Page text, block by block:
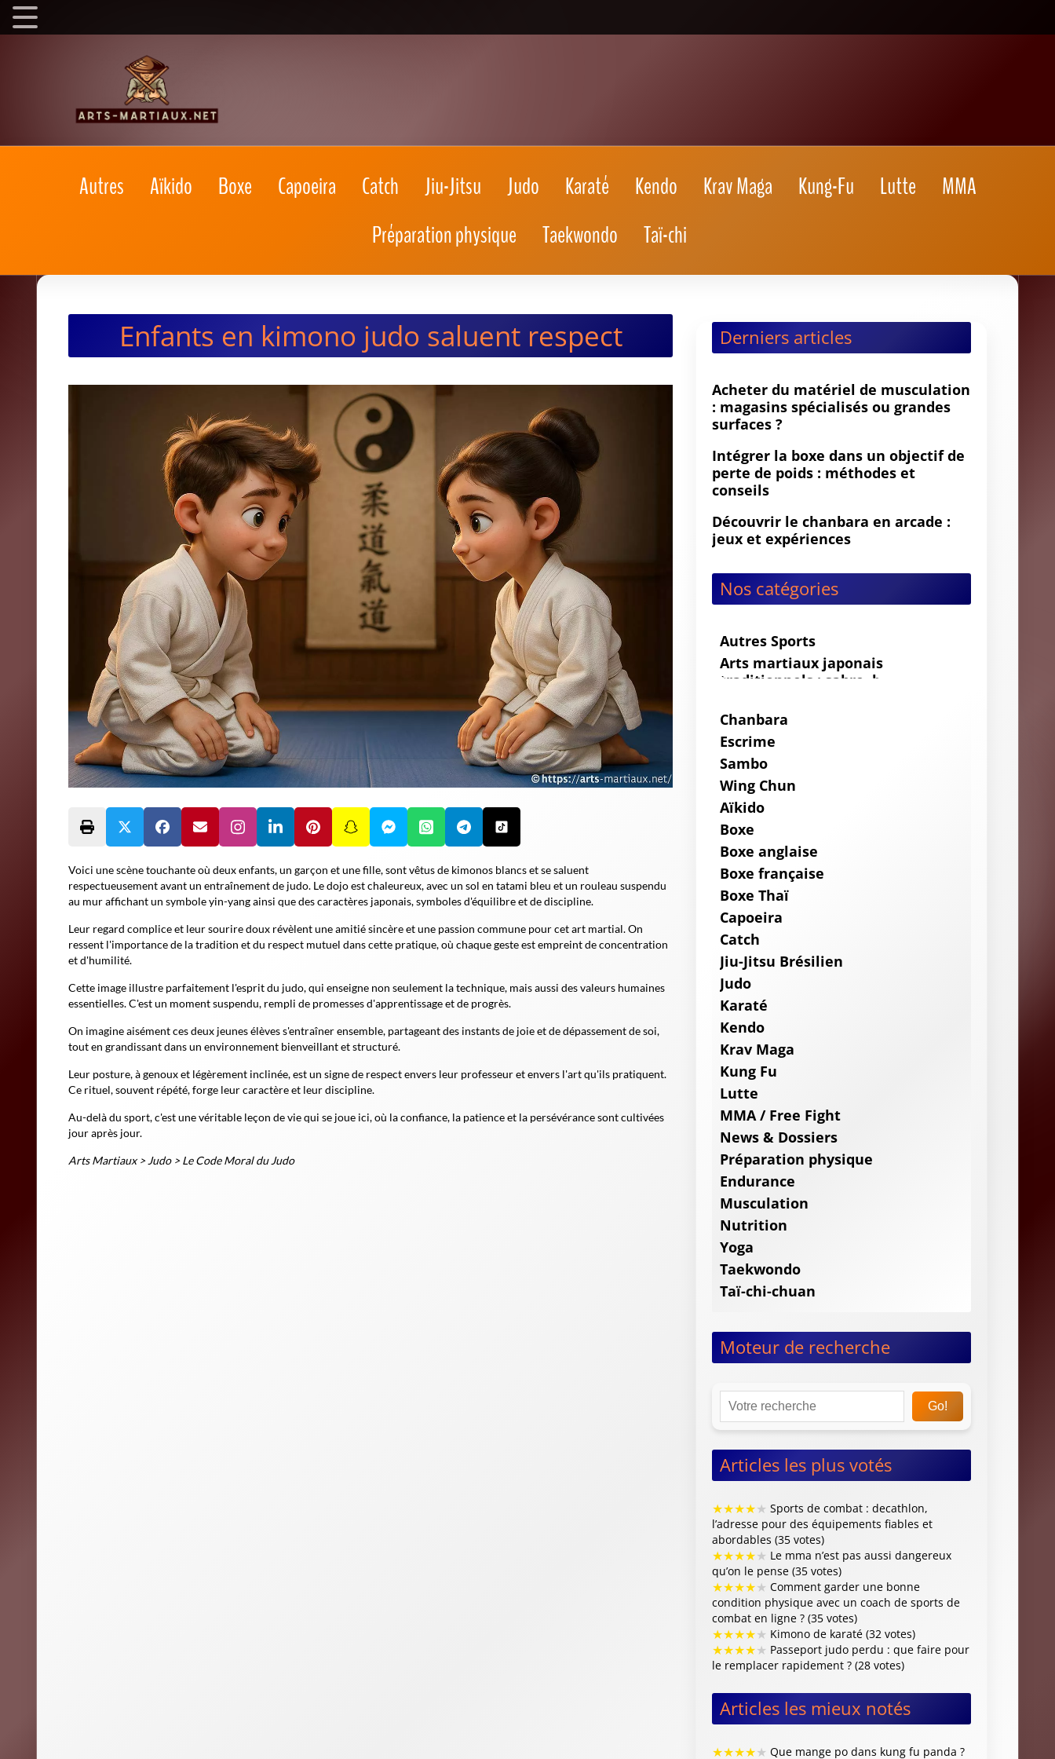
Autres Aïkido Boxe Capoeira Catch Jiu-Jitsu Judo Karaté Kendo Krav Maga Kung-Fu Lutte
MMA
Préparation physique
Taekwondo Taï-chi
Enfants en kimono judo saluent respect
Voici une scène touchante où deux enfants, un garçon et une fille, sont vêtus de kimonos blancs et se saluent
respectueusement avant un entraînement de judo. Le dojo est chaleureux, avec un sol en tatami bleu et un rouleau suspendu
au mur affichant un symbole yin-yang ainsi que des caractères japonais, symboles d'équilibre et de discipline.
Leur regard complice et leur sourire doux révèlent une amitié sincère et une passion commune pour cet art martial. On
ressent l'importance de la tradition et du respect mutuel dans cette pratique, où chaque geste est empreint de concentration
et d'humilité.
Cette image illustre parfaitement l'esprit du judo, qui enseigne non seulement la technique, mais aussi des valeurs humaines
essentielles. C'est un moment suspendu, rempli de promesses d'apprentissage et de progrès.
On imagine aisément ces deux jeunes élèves s'entraîner ensemble, partageant des instants de joie et de dépassement de soi,
tout en grandissant dans un environnement bienveillant et structuré.
Leur posture, à genoux et légèrement inclinée, est un signe de respect envers leur professeur et envers l'art qu'ils pratiquent.
Ce rituel, souvent répété, forge leur caractère et leur discipline.
Au-delà du sport, c'est une véritable leçon de vie qui se joue ici, où la confiance, la patience et la persévérance sont cultivées
jour après jour.
Arts Martiaux > Judo >Le Code Moral du Judo
Derniers articles
Acheter du matériel de musculation
: magasins spécialisés ou grandes
surfaces ?
Intégrer la boxe dans un objectif de
perte de poids : méthodes et
conseils
Découvrir le chanbara en arcade :
jeux et expériences
Nos catégories
Autres Sports
Arts martiaux japonais
traditionnels : sabre, bâton et
Chanbara
Escrime
Sambo
Wing Chun
Aïkido
Boxe
Boxe anglaise
Boxe française
Boxe Thaï
Capoeira
Catch
Jiu-Jitsu Brésilien
Judo
Karaté
Kendo
Krav Maga
Kung Fu
Lutte
MMA / Free Fight
News & Dossiers
Préparation physique
Endurance
Musculation
Nutrition
Yoga
Taekwondo
Taï-chi-chuan
Moteur de recherche
Go!
Articles les plus votés
★★★★★ Sports de combat : decathlon,
l’adresse pour des équipements fiables et
abordables (35 votes)
★★★★★ Le mma n’est pas aussi dangereux
qu’on le pense (35 votes)
★★★★★ Comment garder une bonne
condition physique avec un coach de sports de
combat en ligne ? (35 votes)
★★★★★ Kimono de karaté (32 votes)
★★★★★ Passeport judo perdu : que faire pour
le remplacer rapidement ? (28 votes)
Articles les mieux notés
★★★★★ Que mange po dans kung fu panda ?